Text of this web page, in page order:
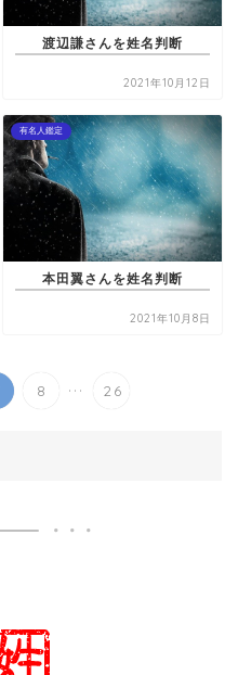
渡辺謙さんを姓名判断
2021年10月12日
有名人鑑定
本田翼さんを姓名判断
2021年10月8日
8 ... 26